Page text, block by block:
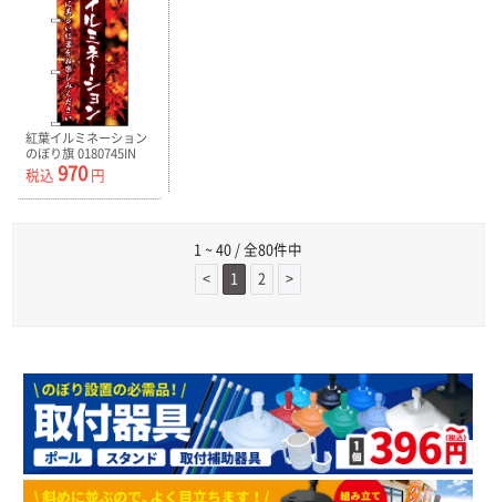
紅葉イルミネーション
のぼり旗 0180745IN
税込 970 円
1 ~ 40 / 全80件中
<
1 2 >